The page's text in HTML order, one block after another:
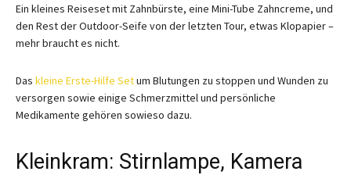
Ein kleines Reiseset mit Zahnbürste, eine Mini-Tube Zahncreme, und
den Rest der Outdoor-Seife von der letzten Tour, etwas Klopapier –
mehr braucht es nicht.
Das kleine Erste-Hilfe Setum Blutungen zu stoppen und Wunden zu
versorgen sowie einige Schmerzmittel und persönliche
Medikamente gehören sowieso dazu.
Kleinkram: Stirnlampe, Kamera